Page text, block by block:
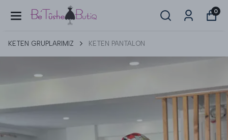
0
KETEN GRUPLARIMIZ KETEN PANTALON